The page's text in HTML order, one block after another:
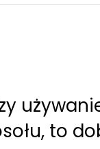
to